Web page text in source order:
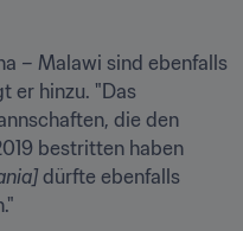
– Malawi sind ebenfalls
er hinzu. "Das
die den
dürfte ebenfalls